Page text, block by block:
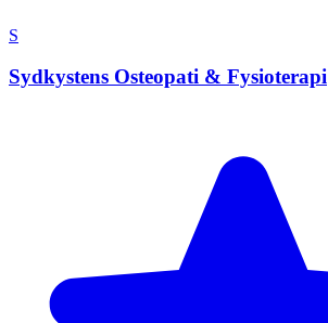
S
Sydkystens Osteopati & Fysioterapi